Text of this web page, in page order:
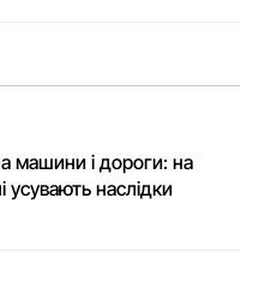
машини і дороги: на
усувають наслідки